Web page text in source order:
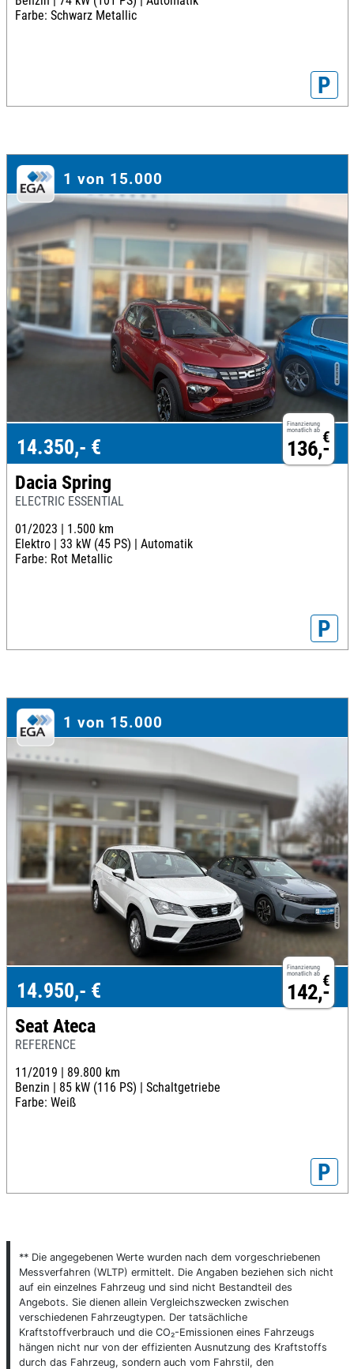
Farbe: Schwarz Metallic
P
1 von 15.000
Finanzierung
monatlich ab €
136,-
14.350,- €
Dacia Spring
ELECTRIC ESSENTIAL
01/2023 | 1.500 km
Elektro | 33 kW (45 PS) | Automatik
Farbe: Rot Metallic
P
1 von 15.000
Finanzierung
monatlich ab €
142,-
14.950,- €
Seat Ateca
REFERENCE
11/2019 | 89.800 km
Benzin | 85 kW (116 PS) | Schaltgetriebe
Farbe: Weiß
P
** Die angegebenen Werte wurden nach dem vorgeschriebenen
Messverfahren (WLTP) ermittelt. Die Angaben beziehen sich nicht
auf ein einzelnes Fahrzeug und sind nicht Bestandteil des
Angebots. Sie dienen allein Vergleichszwecken zwischen
verschiedenen Fahrzeugtypen. Der tatsächliche
Kraftstoffverbrauch und die CO₂-Emissionen eines Fahrzeugs
hängen nicht nur von der effizienten Ausnutzung des Kraftstoffs
durch das Fahrzeug, sondern auch vom Fahrstil, den